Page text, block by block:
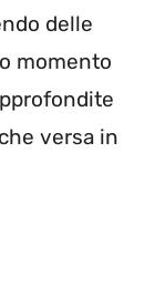
delle
momento
versa in